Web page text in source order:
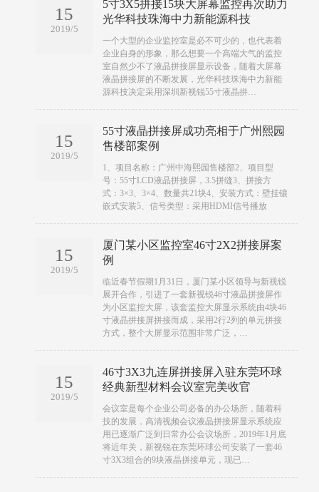
15
2019/5
5寸3X5拼接15块大屏幕监控再次助力
光华科技珠海中力新能源科技
​​一个大型的企业监控室是必不可少的，也代表着
企业自身的形象，那么想要一个高端大气的监控
室自然少不了液晶拼接屏显示设备，随着大屏幕
液晶拼接屏的不断发展，光华科技珠海中力新能
源科技决定采用深圳新视锐55寸液晶拼…
15
2019/5
55寸液晶拼接屏成功亮相于广州熙园
售楼部案例
​​1、项目名称：广州中海熙园售楼部2、项目型
号：55寸LCD液晶拼接屏，3.5拼缝3、拼接方
式：3×3、3×4、数量共21块4、安装方式：壁挂镶
嵌式安装5、信号类型：采用HDMI信号播放
15
2019/5
厦门某小区监控室46寸2X2拼接屏案
例
​​临近春节假期1月31日，厦门某小区领导与新视锐
展开合作，引进了一套新视锐46寸液晶拼接屏作
为小区监控大屏，该套监控大屏显示系统由4块46
寸液晶拼接屏拼接而成，采用2行2列的单元拼接
方式，整个大屏显示范围非常广泛，…
15
2019/5
46寸3X3九连屏拼接屏入驻东莞环球
经典新型材料会议室完美收官
​​会议室是每个企业公司必备的办公场所，随着科
技的发展，高清视频会议液晶拼接屏显示系统应
用已逐渐广泛到日常办公会议场所，2019年1月底
将近年关，新视锐在东莞环球公司安装了一套46
寸3X3组合的9块液晶拼接单元，现已…